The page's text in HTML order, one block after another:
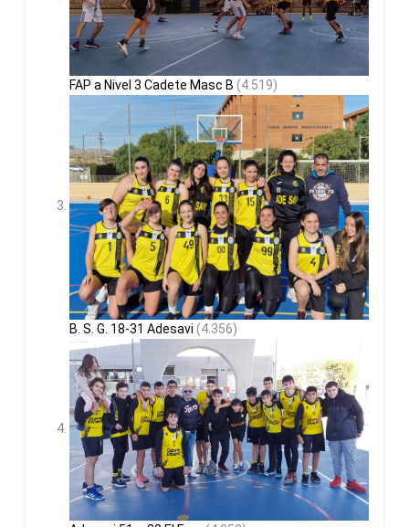
FAP a Nivel 3 Cadete Masc B (4.519)
B. S. G. 18-31 Adesavi (4.356)